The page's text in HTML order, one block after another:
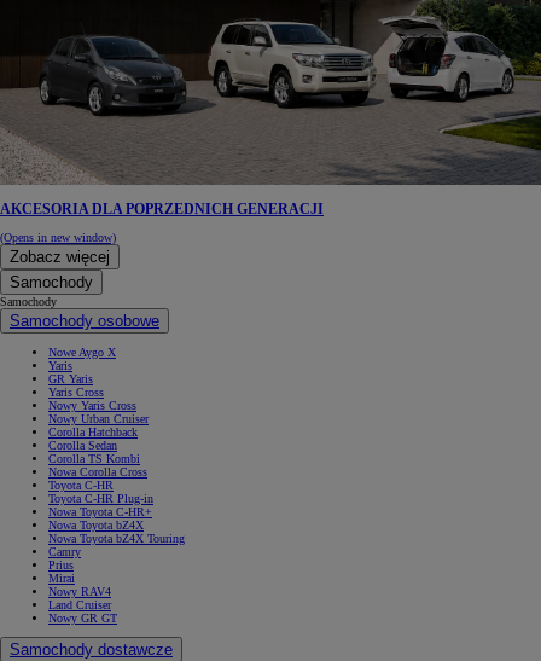
AKCESORIA DLA POPRZEDNICH GENERACJI
(Opens in new window)
Zobacz więcej
Samochody
Samochody
Samochody osobowe
Nowe Aygo X
Yaris
GR Yaris
Yaris Cross
Nowy Yaris Cross
Nowy Urban Cruiser
Corolla Hatchback
Corolla Sedan
Corolla TS Kombi
Nowa Corolla Cross
Toyota C-HR
Toyota C-HR Plug-in
Nowa Toyota C-HR+
Nowa Toyota bZ4X
Nowa Toyota bZ4X Touring
Camry
Prius
Mirai
Nowy RAV4
Land Cruiser
Nowy GR GT
Samochody dostawcze